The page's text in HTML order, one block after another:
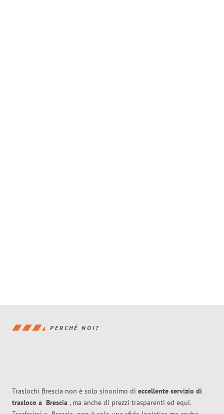
PERCHÉ NOI?
Traslochi Brescia non è solo sinonimo di eccellente servizio di
trasloco a Brescia , ma anche di prezzi trasparenti ed equi.